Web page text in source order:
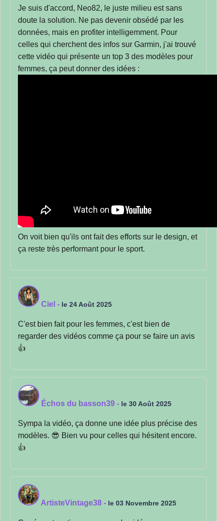
Je suis d'accord, Neo82, le juste milieu est sans
doute la solution. Ne pas devenir obsédé par les
données, mais en profiter intelligemment. Pour
celles qui cherchent des infos sur Garmin, j'ai trouvé
cette vidéo qui présente un top 3 des modèles pour
femmes, ça peut donner des idées :
On voit bien qu'ils ont fait des efforts sur le design, et
ça reste très performant pour le sport.
Ciel - le 24 Août 2025
C'est bien fait pour les femmes, c'est bien de
regarder des vidéos comme ça pour se faire un avis
👍
Échos du basson39 - le 30 Août 2025
Sympa la vidéo, ça donne une idée plus précise des
modèles. 😎 Bien vu pour celles qui hésitent encore.
👍
ArtisteVintage38 - le 03 Novembre 2025